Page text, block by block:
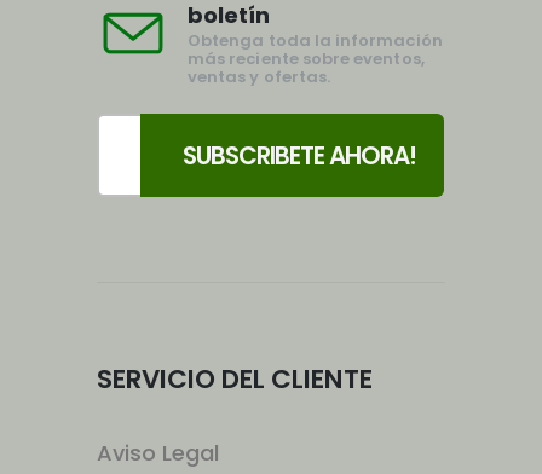
boletín
Obtenga toda la información
más reciente sobre eventos,
ventas y ofertas.
SERVICIO DEL CLIENTE
Aviso Legal